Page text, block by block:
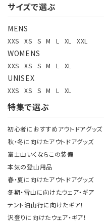
サイズで選ぶ
MENS
XXS XS S M L XL XXL
WOMENS
XXS XS S M L XL
UNISEX
XXS XS S M L XL
特集で選ぶ
初心者におすすめアウトドアグッズ
秋・冬に向けたアウトドアグッズ
富士山いくならこの装備
本気の登山用品
春・夏に向けたアウトドアグッズ
冬期・雪山に向けたウェア・ギア
テント泊山行に向けたギア！
沢登りに向けたウェア・ギア！